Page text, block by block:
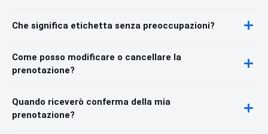
Che significa etichetta senza preoccupazioni?
Come posso modificare o cancellare la
prenotazione?
Quando riceverò conferma della mia
prenotazione?